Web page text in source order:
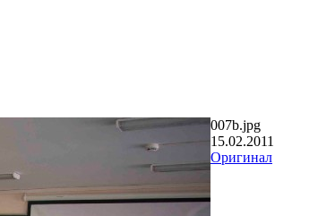
007b.jpg
15.02.2011
Оригинал